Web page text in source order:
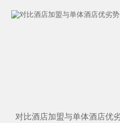
对比酒店加盟与单体酒店优